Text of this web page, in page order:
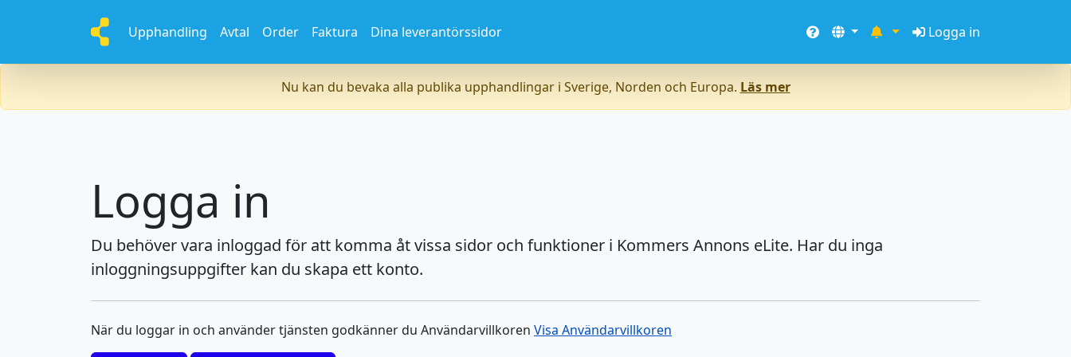
Upphandling Avtal Order Faktura Dina leverantörssidor Logga in
Nu kan du bevaka alla publika upphandlingar i Sverige, Norden och Europa. Läs mer
Logga in
Du behöver vara inloggad för att komma åt vissa sidor och funktioner i Kommers Annons eLite. Har du inga
inloggningsuppgifter kan du skapa ett konto.
När du loggar in och använder tjänsten godkänner du Användarvillkoren Visa Användarvillkoren